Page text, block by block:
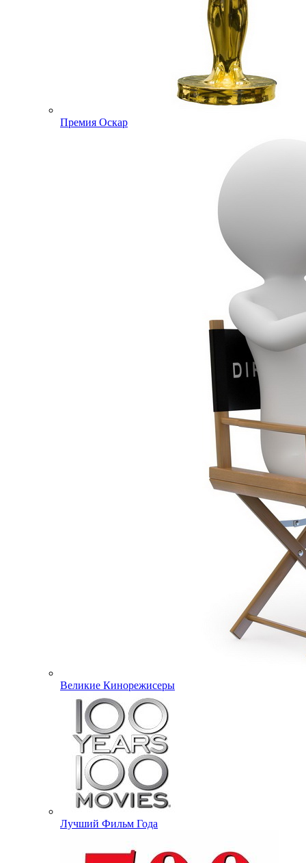
Премия Оскар
Великие Кинорежисеры
Лучший Фильм Года